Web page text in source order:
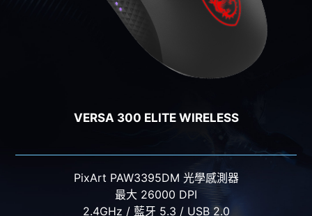
VERSA PRO WIRELESS
PixArt PAW-3395 光學感測器
最大 26000 DPI
2.4GHz / 藍牙 5.3 / USB 2.0